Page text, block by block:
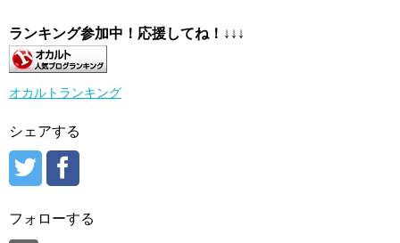
ランキング参加中！応援してね！ ↓↓↓
オカルトランキング
シェアする
フォローする